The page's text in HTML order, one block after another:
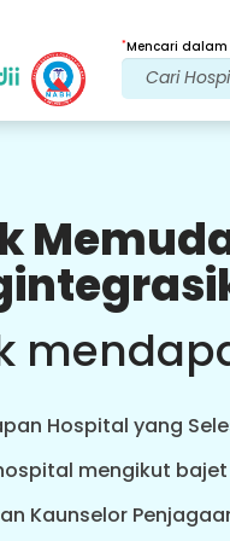
*Mencari dalam
Hospital yang
mengikut
Kaunselor
Selepas
susulan
perubatan dan
Kemas kini berkala